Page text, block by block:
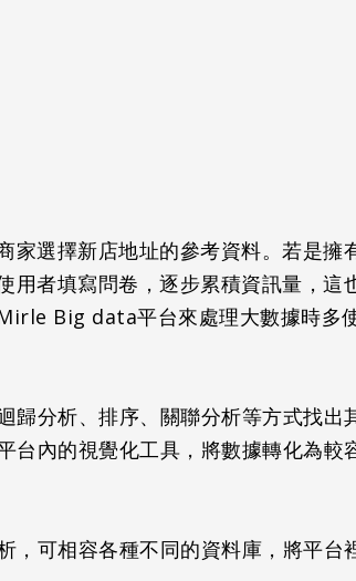
選擇新店地址的參考資料。若是
者填寫問卷，逐步累積資訊量，
Big data平台來處理大數據時多
歸分析、排序、關聯分析等方式找
台內的視覺化工具，將數據轉化為較
可相容各種不同的資料庫，將平台